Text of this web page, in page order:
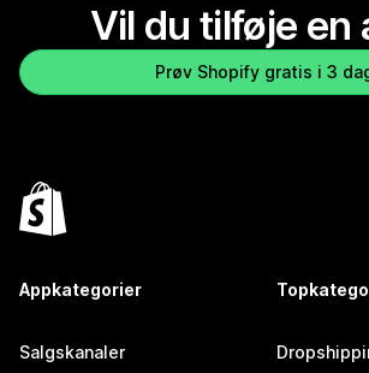
Vil du tilføje en
Prøv Shopify gratis i 3
Appkategorier
Salgskanaler